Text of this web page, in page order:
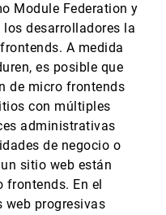
Module Federation y
desarrolladores la
A medida
es posible que
de micro frontends
con múltiples
administrativas
de negocio o
sitio web están
frontends. En el
web progresivas